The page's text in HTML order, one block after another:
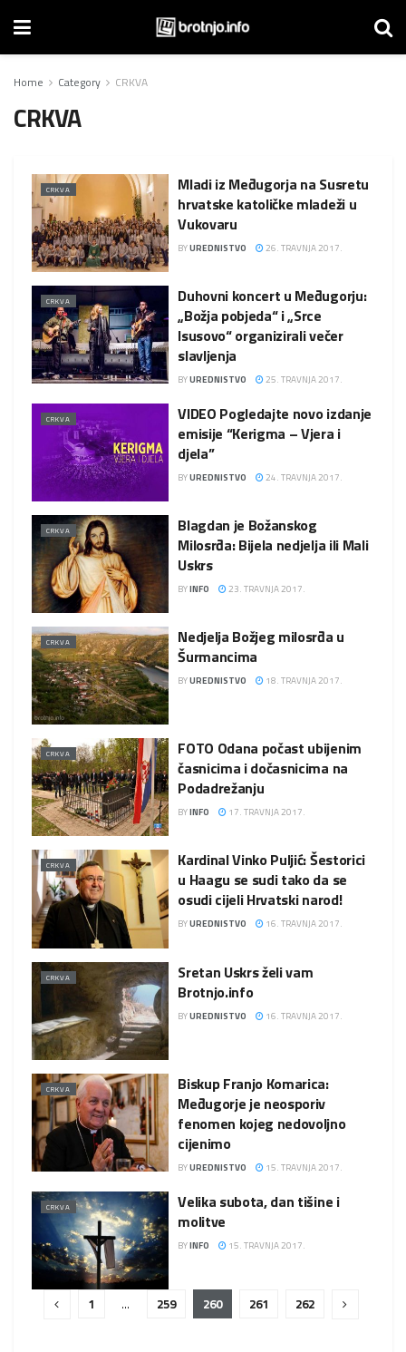
Home Category CRKVA
CRKVA
CRKVA
Mladi iz Međugorja na Susretu
hrvatske katoličke mladeži u
Vukovaru
BYUREDNISTVO 26. TRAVNJA 2017.
CRKVA
Duhovni koncert u Međugorju:
„Božja pobjeda“ i „Srce
Isusovo“ organizirali večer
slavljenja
BYUREDNISTVO 25. TRAVNJA 2017.
CRKVA
VIDEO Pogledajte novo izdanje
emisije “Kerigma – Vjera i
djela”
BYUREDNISTVO 24. TRAVNJA 2017.
CRKVA
Blagdan je Božanskog
Milosrđa: Bijela nedjelja ili Mali
Uskrs
BYINFO 23. TRAVNJA 2017.
CRKVA
Nedjelja Božjeg milosrđa u
Šurmancima
BYUREDNISTVO 18. TRAVNJA 2017.
CRKVA
FOTO Odana počast ubijenim
časnicima i dočasnicima na
Podadrežanju
BYINFO 17. TRAVNJA 2017.
CRKVA
Kardinal Vinko Puljić: Šestorici
u Haagu se sudi tako da se
osudi cijeli Hrvatski narod!
BYUREDNISTVO 16. TRAVNJA 2017.
CRKVA
Sretan Uskrs želi vam
Brotnjo.info
BYUREDNISTVO 16. TRAVNJA 2017.
CRKVA
Biskup Franjo Komarica:
Međugorje je neosporiv
fenomen kojeg nedovoljno
cijenimo
BYUREDNISTVO 15. TRAVNJA 2017.
CRKVA
Velika subota, dan tišine i
molitve
BYINFO 15. TRAVNJA 2017.
1 … 259 260 261 262